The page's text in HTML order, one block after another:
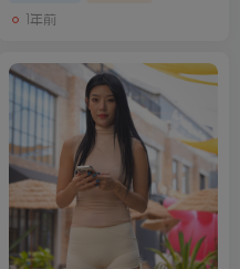
1年前